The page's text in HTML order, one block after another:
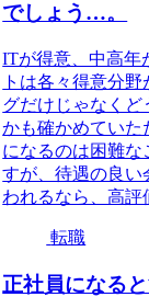
でしょう…。
ITが得意、中高年
トは各々得意分
グだけじゃなく
かも確かめていた
になるのは困難な
すが、待遇の良い
われるなら、高評
転職
正社員になる